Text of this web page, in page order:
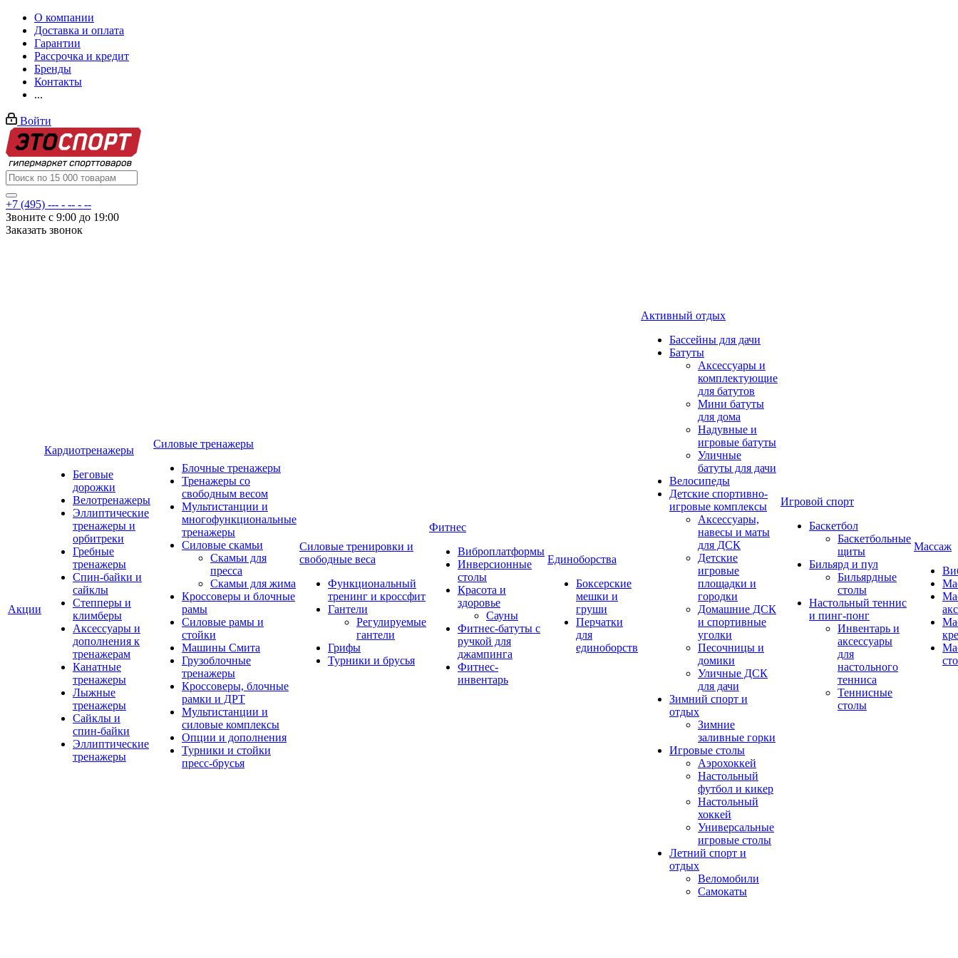
О компании
Доставка и оплата
Гарантии
Рассрочка и кредит
Бренды
Контакты
...
Войти
+7 (495) --- - -- - --
Звоните с 9:00 до 19:00
Заказать звонок
Акции
Кардиотренажеры
Беговые
дорожки
Велотренажеры
Эллиптические
тренажеры и
орбитреки
Гребные
тренажеры
Спин-байки и
сайклы
Степперы и
климберы
Аксессуары и
дополнения к
тренажерам
Канатные
тренажеры
Лыжные
тренажеры
Сайклы и
спин-байки
Эллиптические
тренажеры
Силовые тренажеры
Блочные тренажеры
Тренажеры со
свободным весом
Мультистанции и
многофункциональные
тренажеры
Силовые скамьи
Скамьи для
пресса
Скамьи для жима
Кроссоверы и блочные
рамы
Силовые рамы и
стойки
Машины Смита
Грузоблочные
тренажеры
Кроссоверы, блочные
рамки и ДРТ
Мультистанции и
силовые комплексы
Опции и дополнения
Турники и стойки
пресс-брусья
Силовые тренировки и
свободные веса
Функциональный
тренинг и кроссфит
Гантели
Регулируемые
гантели
Грифы
Турники и брусья
Фитнес
Виброплатформы
Инверсионные
столы
Красота и
здоровье
Сауны
Фитнес-батуты с
ручкой для
джампинга
Фитнес-
инвентарь
Единоборства
Боксерские
мешки и
груши
Перчатки
для
единоборств
Активный отдых
Бассейны для дачи
Батуты
Аксессуары и
комплектующие
для батутов
Мини батуты
для дома
Надувные и
игровые батуты
Уличные
батуты для дачи
Велосипеды
Детские спортивно-
игровые комплексы
Аксессуары,
навесы и маты
для ДСК
Детские
игровые
площадки и
городки
Домашние ДСК
и спортивные
уголки
Песочницы и
домики
Уличные ДСК
для дачи
Зимний спорт и
отдых
Зимние
заливные горки
Игровые столы
Аэрохоккей
Настольный
футбол и кикер
Настольный
хоккей
Универсальные
игровые столы
Летний спорт и
отдых
Веломобили
Самокаты
Игровой спорт
Баскетбол
Баскетбольные
щиты
Бильярд и пул
Бильярдные
столы
Настольный теннис
и пинг-понг
Инвентарь и
аксессуары
для
настольного
тенниса
Теннисные
столы
Массаж